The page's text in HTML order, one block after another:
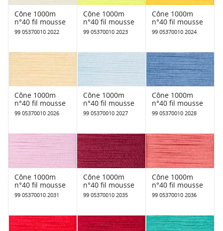
Cône 1000m
n°40 fil mousse
99 05370010 2022
Cône 1000m
n°40 fil mousse
99 05370010 2023
Cône 1000m
n°40 fil mousse
99 05370010 2024
Cône 1000m
n°40 fil mousse
99 05370010 2026
Cône 1000m
n°40 fil mousse
99 05370010 2027
Cône 1000m
n°40 fil mousse
99 05370010 2028
Cône 1000m
n°40 fil mousse
99 05370010 2031
Cône 1000m
n°40 fil mousse
99 05370010 2035
Cône 1000m
n°40 fil mousse
99 05370010 2036